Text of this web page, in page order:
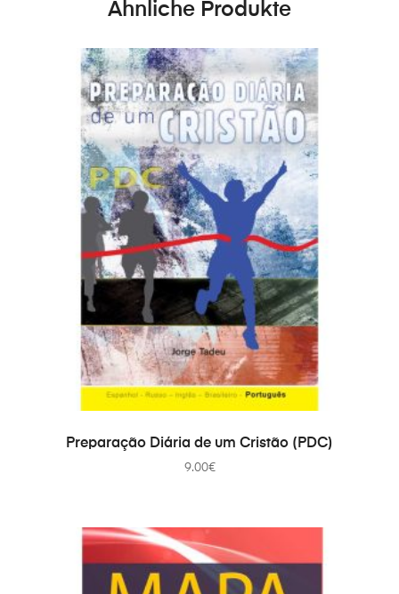
Ähnliche Produkte
IN DEN WARENKORB
Preparação Diária de um Cristão (PDC)
9.00€